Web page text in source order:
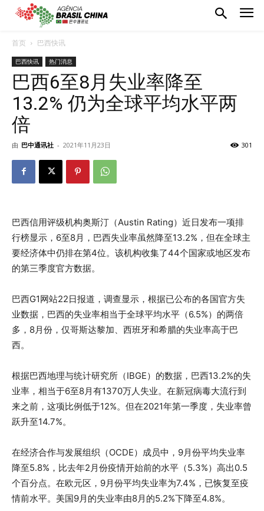
首页 巴西快讯
巴西快讯 热门消息
巴西6至8月失业率降至
13.2% 仍为全球平均水平两
倍
由 巴中通讯社 - 2021年11月23日 301
巴西信用评级机构奥斯汀（Austin Rating）近日发布一项排
行榜显示，6至8月，巴西失业率虽然降至13.2%，但在全球主
要经济体中仍排在第4位。该机构收集了44个国家或地区发布
的第三季度官方数据。
巴西G1网站22日报道，调查显示，根据已公布的各国官方失
业数据，巴西的失业率相当于全球平均水平（6.5%）的两倍
多，8月份，仅哥斯达黎加、西班牙和希腊的失业率高于巴
西。
根据巴西地理与统计研究所（IBGE）的数据，巴西13.2%的失
业率，相当于6至8月有1370万人失业。在新冠病毒大流行到
来之前，这项比例低于12%。但在2021年第一季度，失业率曾
跃升至14.7%。
在经济合作与发展组织（OCDE）成员中，9月份平均失业率
降至5.8%，比去年2月份疫情开始前的水平（5.3%）高出0.5
个百分点。在欧元区，9月份平均失业率为7.4%，已恢复至疫
情前水平。美国9月的失业率由8月的5.2%下降至4.8%。